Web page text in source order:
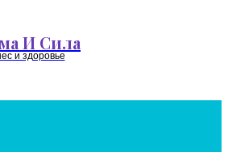
И Сила
и здоровье